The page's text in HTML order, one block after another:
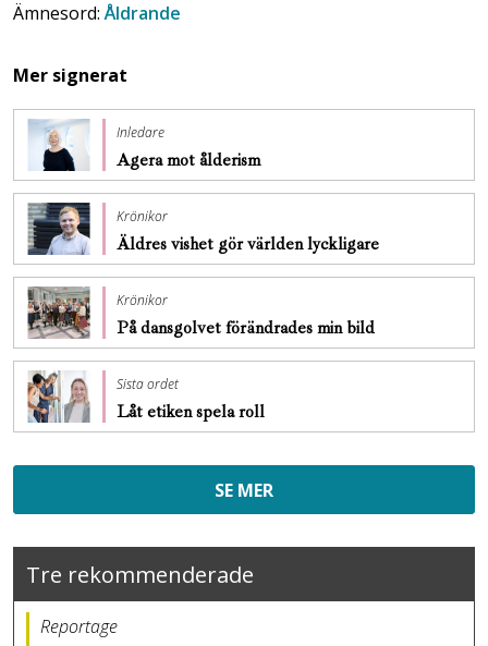
Ämnesord:Åldrande
Mer signerat
Inledare
Agera mot ålderism
Krönikor
Äldres vishet gör världen lyckligare
Krönikor
På dansgolvet förändrades min bild
Sista ordet
Låt etiken spela roll
SE MER
Tre rekommenderade
Reportage